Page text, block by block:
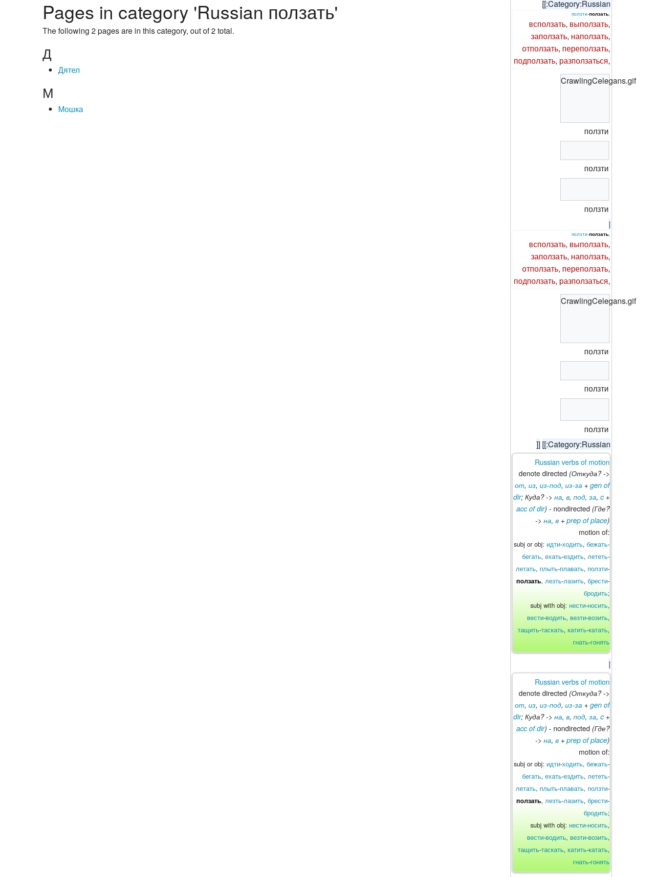
[[:Category:Russian
ползти-ползать
всползать, выползать,
заползать, наползать,
отползать, переползать,
подползать, разползаться,
CrawlingCelegans.gif
ползти
ползти
ползти
|
ползти-ползать
всползать, выползать,
заползать, наползать,
отползать, переползать,
подползать, разползаться,
CrawlingCelegans.gif
ползти
ползти
ползти
]] [[:Category:Russian
Russian verbs of motion
denote directed (Откуда? ->
от, из, из-под, из-за + gen of
dir; Куда? -> на, в, под, за, c+
acc of dir) - nondirected (Где?
-> на, в + prep of place)
motion of:
subj or obj: идти-ходить, бежать-
бегать, ехать-ездить, лететь-
летать, плыть-плавать, ползти-
ползать, лезть-лазить, брести-
бродить;
subj with obj: нести-носить,
вести-водить, везти-возить,
тащить-таскать, катить-катать,
гнать-гонять
|
Russian verbs of motion
denote directed (Откуда? ->
от, из, из-под, из-за + gen of
dir; Куда? -> на, в, под, за, c+
acc of dir) - nondirected (Где?
-> на, в + prep of place)
motion of:
subj or obj: идти-ходить, бежать-
бегать, ехать-ездить, лететь-
летать, плыть-плавать, ползти-
ползать, лезть-лазить, брести-
бродить;
subj with obj: нести-носить,
вести-водить, везти-возить,
тащить-таскать, катить-катать,
гнать-гонять
Pages in category 'Russian ползать'
The following 2 pages are in this category, out of 2 total.
Д
Дятел
М
Мошка